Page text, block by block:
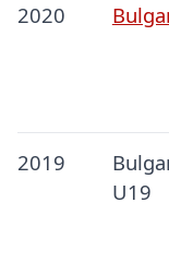
2020
2019
U19